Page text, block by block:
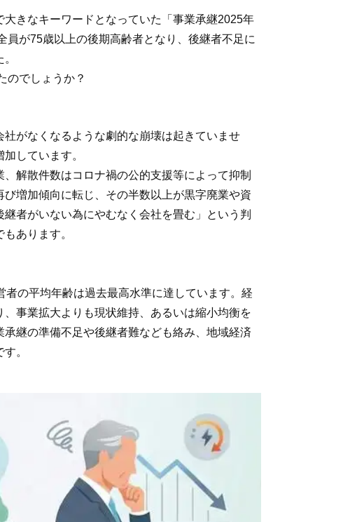
きなキーワードとなっていた「事業承継2025年
員が75歳以上の後期高齢者となり、後継者不足に
のでしょうか？
がなくなるような劇的な崩壊は起きていませ
しています。
解散件数はコロナ禍の公的支援等によって抑制
増加傾向に転じ、その半数以上が黒字廃業や資
者がいない為にやむなく会社を畳む」という判
あります。
の平均年齢は過去最高水準に達しています。経
事業拡大よりも現状維持、あるいは縮小均衡を
継の準備不足や後継者難なども絡み、地域経済
。